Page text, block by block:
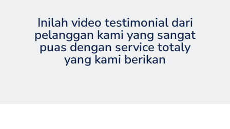
Inilah video testimonial dari
pelanggan kami yang sangat
puas dengan service totaly
yang kami berikan